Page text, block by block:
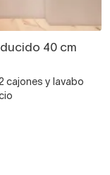
40 cm
cajones y lavabo